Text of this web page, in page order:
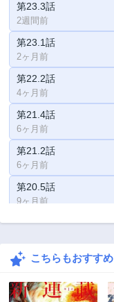
第23.3話
2週間前
第23.1話
2ヶ月前
第22.2話
4ヶ月前
第21.4話
6ヶ月前
第21.2話
6ヶ月前
第20.5話
9ヶ月前
第20.3話
第20.1話
第19.4話
こちらもおすすめ